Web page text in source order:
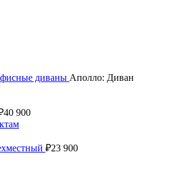
диваны Аполло: Диван
40 900
₽23 900